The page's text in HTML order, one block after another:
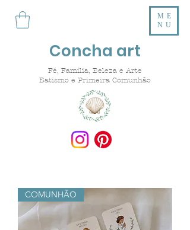
Concha art
ME
NU
Fé, Família, Beleza e Arte
Batismo e Primeira Comunhão
COMUNHÃO